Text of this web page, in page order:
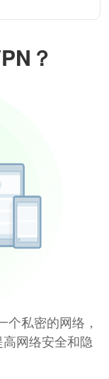
？
私密的网络，
网络安全和隐